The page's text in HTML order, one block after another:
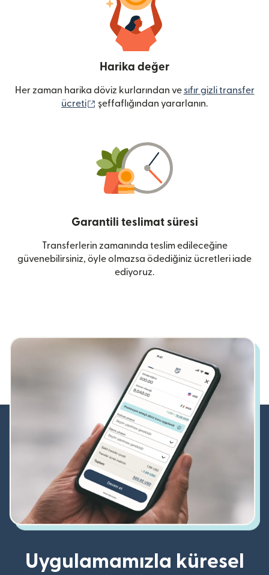
Harika değer
Her zaman harika döviz kurlarından ve sıfır gizli transfer
ücreti
(yeni pencerede açılır)
şeffaflığından yararlanın.
Garantili teslimat süresi
Transferlerin zamanında teslim edileceğine
güvenebilirsiniz, öyle olmazsa ödediğiniz ücretleri iade
ediyoruz.
Uygulamamızla küresel